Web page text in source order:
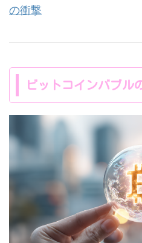
の衝撃
ビットコインバブ